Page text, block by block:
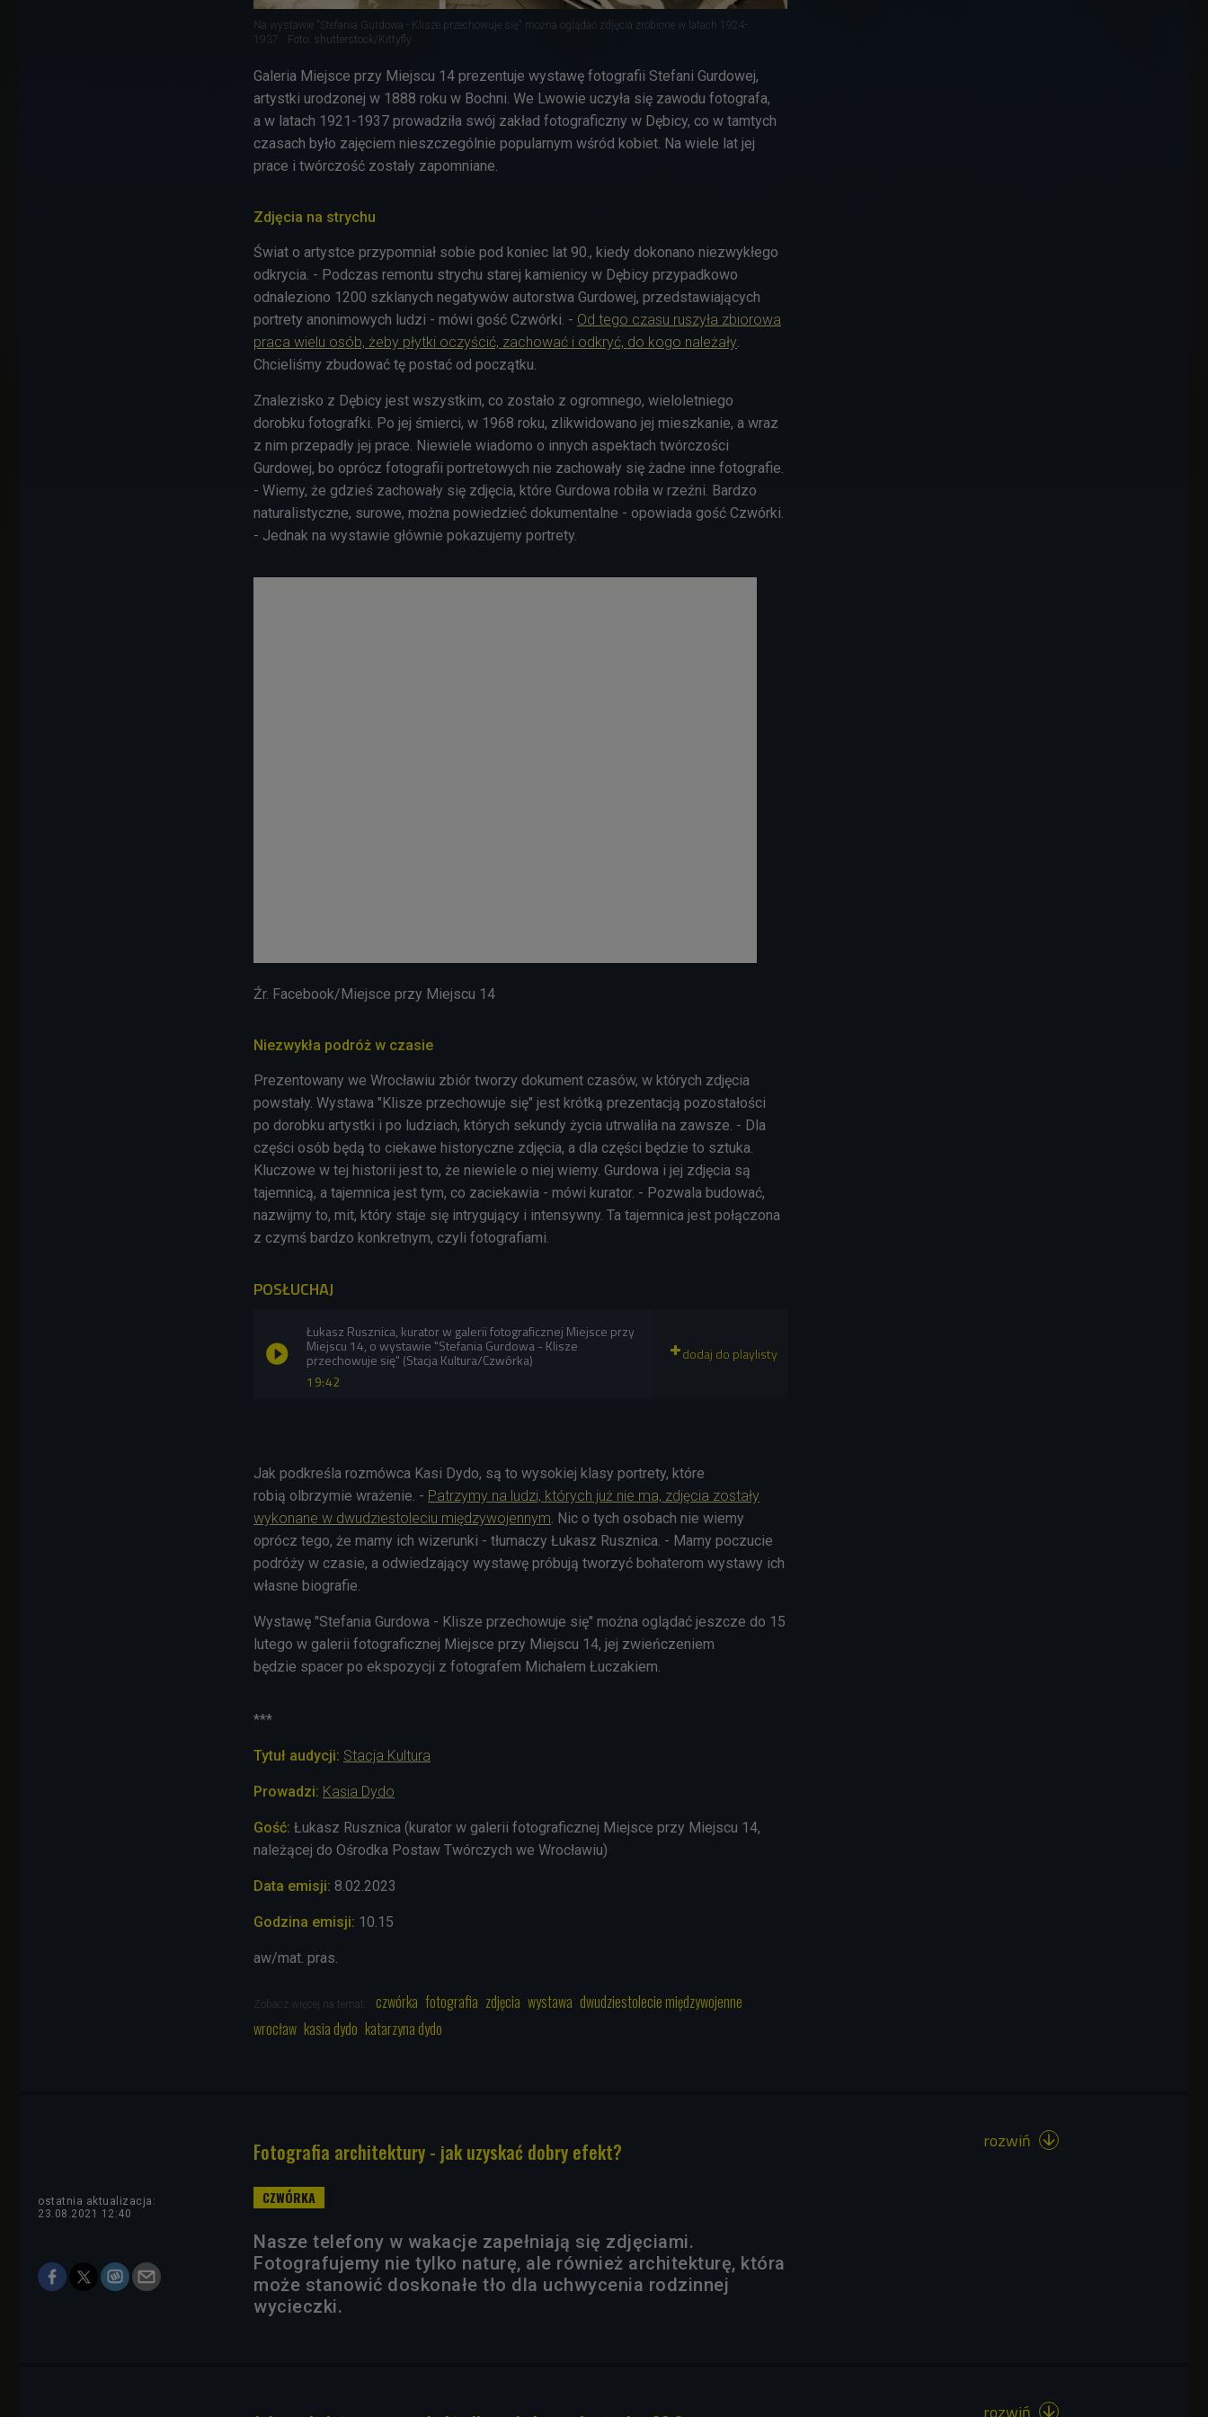
Na wystawie "Stefania Gurdowa - Klisze przechowuje się" można oglądać zdjęcia zrobione w latach 1924-
1937
Foto: shutterstock/Kittyfly
Galeria Miejsce przy Miejscu 14 prezentuje wystawę fotografii Stefani Gurdowej,
artystki urodzonej w 1888 roku w Bochni. We Lwowie uczyła się zawodu fotografa,
a w latach 1921-1937 prowadziła swój zakład fotograficzny w Dębicy, co w tamtych
czasach było zajęciem nieszczególnie popularnym wśród kobiet. Na wiele lat jej
prace i twórczość zostały zapomniane.
Zdjęcia na strychu
Świat o artystce przypomniał sobie pod koniec lat 90., kiedy dokonano niezwykłego
odkrycia. - Podczas remontu strychu starej kamienicy w Dębicy przypadkowo
odnaleziono 1200 szklanych negatywów autorstwa Gurdowej, przedstawiających
portrety anonimowych ludzi - mówi gość Czwórki. - Od tego czasu ruszyła zbiorowa
praca wielu osób, żeby płytki oczyścić, zachować i odkryć, do kogo należały.
Chcieliśmy zbudować tę postać od początku.
Znalezisko z Dębicy jest wszystkim, co zostało z ogromnego, wieloletniego
dorobku fotografki. Po jej śmierci, w 1968 roku, zlikwidowano jej mieszkanie, a wraz
z nim przepadły jej prace. Niewiele wiadomo o innych aspektach twórczości
Gurdowej, bo oprócz fotografii portretowych nie zachowały się żadne inne fotografie.
- Wiemy, że gdzieś zachowały się zdjęcia, które Gurdowa robiła w rzeźni. Bardzo
naturalistyczne, surowe, można powiedzieć dokumentalne - opowiada gość Czwórki.
- Jednak na wystawie głównie pokazujemy portrety.
Źr. Facebook/Miejsce przy Miejscu 14
Niezwykła podróż w czasie
Prezentowany we Wrocławiu zbiór tworzy dokument czasów, w których zdjęcia
powstały. Wystawa "Klisze przechowuje się" jest krótką prezentacją pozostałości
po dorobku artystki i po ludziach, których sekundy życia utrwaliła na zawsze. - Dla
części osób będą to ciekawe historyczne zdjęcia, a dla części będzie to sztuka.
Kluczowe w tej historii jest to, że niewiele o niej wiemy. Gurdowa i jej zdjęcia są
tajemnicą, a tajemnica jest tym, co zaciekawia - mówi kurator. - Pozwala budować,
nazwijmy to, mit, który staje się intrygujący i intensywny. Ta tajemnica jest połączona
z czymś bardzo konkretnym, czyli fotografiami.
POSŁUCHAJ
19:42
Łukasz Rusznica, kurator w galerii fotograficznej Miejsce przy
Miejscu 14, o wystawie "Stefania Gurdowa - Klisze
przechowuje się" (Stacja Kultura/Czwórka)
Jak podkreśla rozmówca Kasi Dydo, są to wysokiej klasy portrety, które
robią olbrzymie wrażenie. - Patrzymy na ludzi, których już nie ma, zdjęcia zostały
wykonane w dwudziestoleciu międzywojennym. Nic o tych osobach nie wiemy
oprócz tego, że mamy ich wizerunki - tłumaczy Łukasz Rusznica. - Mamy poczucie
podróży w czasie, a odwiedzający wystawę próbują tworzyć bohaterom wystawy ich
własne biografie.
Wystawę "Stefania Gurdowa - Klisze przechowuje się" można oglądać jeszcze do 15
lutego w galerii fotograficznej Miejsce przy Miejscu 14, jej zwieńczeniem
będzie spacer po ekspozycji z fotografem Michałem Łuczakiem.
***
Tytuł audycji: Stacja Kultura
Prowadzi: Kasia Dydo
Gość: Łukasz Rusznica (kurator w galerii fotograficznej Miejsce przy Miejscu 14,
należącej do Ośrodka Postaw Twórczych we Wrocławiu)
Data emisji: 8.02.2023
Godzina emisji: 10.15
aw/mat. pras.
Zobacz więcej na temat: czwórka fotografia zdjęcia wystawa dwudziestolecie międzywojenne
wrocław kasia dydo katarzyna dydo
Fotografia architektury - jak uzyskać dobry efekt?
ostatnia aktualizacja:
23.08.2021 12:40
Nasze telefony w wakacje zapełniają się zdjęciami.
Fotografujemy nie tylko naturę, ale również architekturę, która
może stanowić doskonałe tło dla uchwycenia rodzinnej
wycieczki.
rozwiń 
rozwiń 